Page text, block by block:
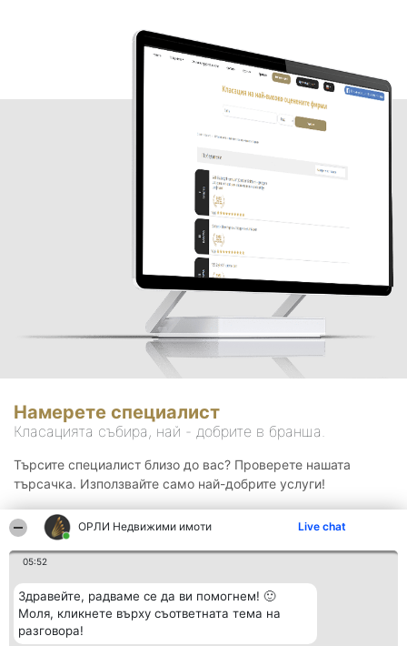
ОРЛИ Недвижими имоти Live chat
05:52
Здравейте, радваме се да ви помогнем! 🙂
Моля, кликнете върху съответната тема на
разговора!
Намерете специалист
Класацията събира, най - добрите в бранша.
Търсите специалист близо до вас? Проверете нашата
търсачка. Използвайте само най-добрите услуги!